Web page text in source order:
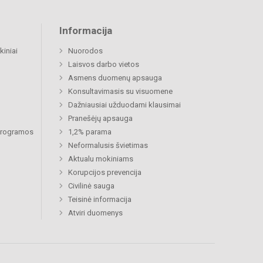
Informacija
Nuorodos
Laisvos darbo vietos
Asmens duomenų apsauga
Konsultavimasis su visuomene
Dažniausiai užduodami klausimai
Pranešėjų apsauga
1,2% parama
Neformalusis švietimas
Aktualu mokiniams
Korupcijos prevencija
Civilinė sauga
Teisinė informacija
Atviri duomenys